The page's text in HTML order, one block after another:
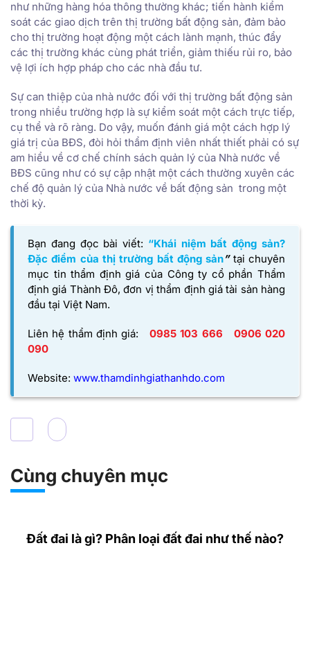
như những hàng hóa thông thường khác; tiến hành kiểm
soát các giao dịch trên thị trường bất động sản, đảm bảo
cho thị trường hoạt động một cách lành mạnh, thúc đẩy
các thị trường khác cùng phát triển, giảm thiếu rủi ro, bảo
vệ lợi ích hợp pháp cho các nhà đầu tư.
Sự can thiệp của nhà nước đối với thị trường bất động sản
trong nhiều trường hợp là sự kiểm soát một cách trực tiếp,
cụ thể và rõ ràng. Do vậy, muốn đánh giá một cách hợp lý
giá trị của BĐS, đòi hỏi thẩm định viên nhất thiết phải có sự
am hiểu về cơ chế chính sách quản lý của Nhà nước về
BĐS cũng như có sự cập nhật một cách thường xuyên các
chế độ quản lý của Nhà nước về bất động sản trong một
thời kỳ.
Bạn đang đọc bài viết: “Khái niệm bất động sản?
Đặc điểm của thị trường bất động sản”tại chuyên
mục tin thẩm định giá của Công ty cổ phần Thẩm
định giá Thành Đô, đơn vị thẩm định giá tài sản hàng
đầu tại Việt Nam.
Liên hệ thẩm định giá: 0985 103 666
0906 020
090
Website: www.thamdinhgiathanhdo.com
Cùng chuyên mục
Đất đai là gì? Phân loại đất đai như thế nào?